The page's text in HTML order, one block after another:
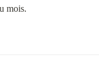
mois.